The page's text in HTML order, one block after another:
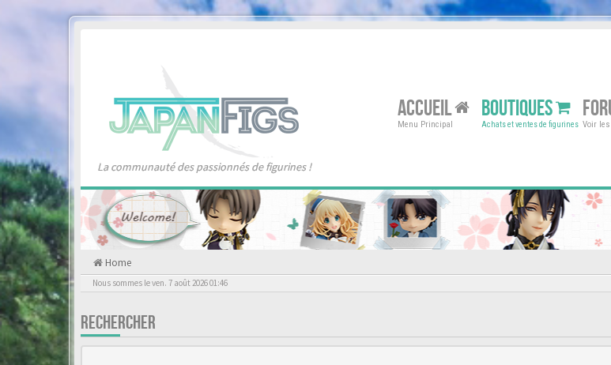
La communauté des passionnés de figurines !
ACCUEIL
Menu Principal
BOUTIQUES
Achats et ventes de figurines Voir
Home
Nous sommes le ven. 7 août 2026 01:46
RECHERCHER